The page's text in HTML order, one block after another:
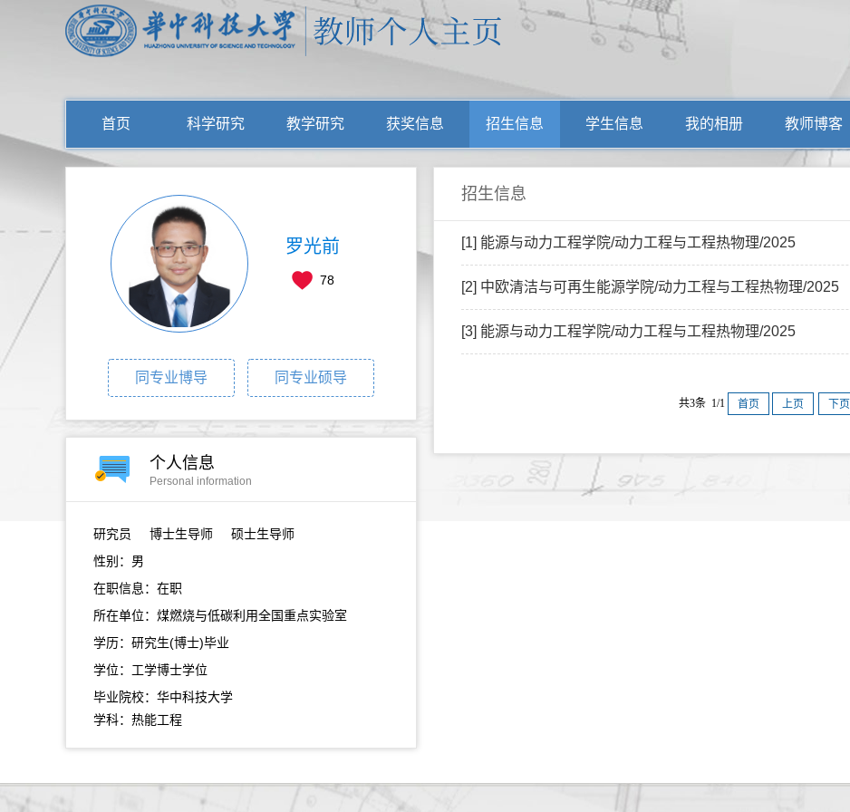
首页 科学研究 教学研究 获奖信息 招生信息 学生信息 我的相册 教师博客
罗光前
78
同专业博导 同专业硕导
个人信息
Personal information
研究员
博士生导师 硕士生导师
性别：男
在职信息：在职
所在单位：煤燃烧与低碳利用全国重点实验室
学历：研究生(博士)毕业
学位：工学博士学位
毕业院校：华中科技大学
学科：热能工程
招生信息
[1] 能源与动力工程学院/动力工程与工程热物理/2025
[2] 中欧清洁与可再生能源学院/动力工程与工程热物理/2025
[3] 能源与动力工程学院/动力工程与工程热物理/2025
共3条 1/1 首页 上页 下页